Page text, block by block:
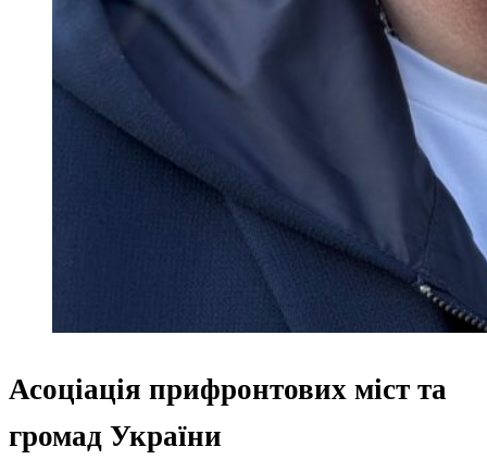
Асоціація прифронтових міст та
громад України